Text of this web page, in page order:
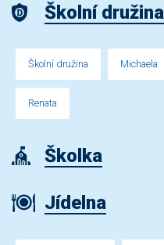
Školní družina
Školní družina Michaela
Renata
Školka
Jídelna